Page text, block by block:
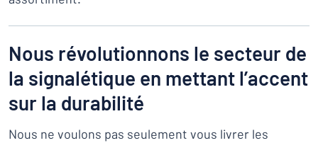
Nous révolutionnons le secteur de
la signalétique en mettant l’accent
sur la durabilité
Nous ne voulons pas seulement vous livrer les